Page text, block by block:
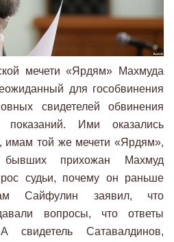
мечети «Ярдям» Махмуда
для гособвинения
свидетелей обвинения
показаний. Ими оказались
той же мечети «Ярдям»,
прихожан Махмуд
судьи, почему он раньше
Сайфулин заявил, что
вопросы, что ответы
свидетель Сатавалдинов,